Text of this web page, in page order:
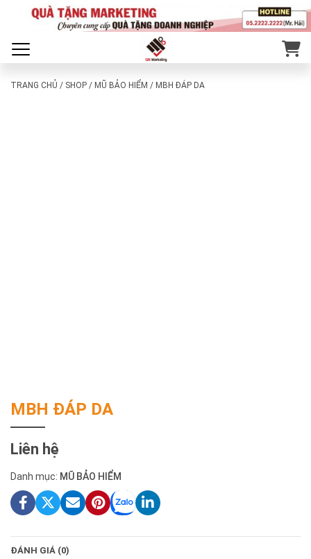
TRANG CHỦ / SHOP / MŨ BẢO HIỂM / MBH ĐÁP DA
MBH ĐÁP DA
Liên hệ
Danh mục: MŨ BẢO HIỂM
ĐÁNH GIÁ (0)